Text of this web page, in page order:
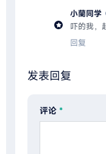
小蘭同学
吓的我，
回复
发表回复
评论 *